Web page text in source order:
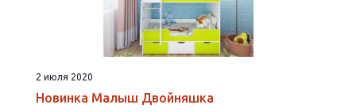
2 июля 2020
Новинка Малыш Двойняшка